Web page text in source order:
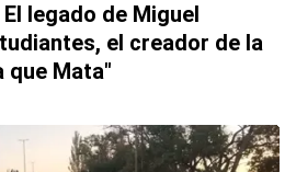
El legado de Miguel
el creador de la
que Mata"